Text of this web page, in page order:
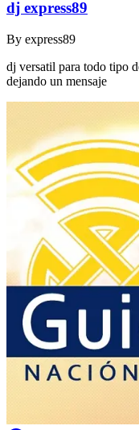
dj express89
By express89
dj versatil para todo tipo
dejando un mensaje